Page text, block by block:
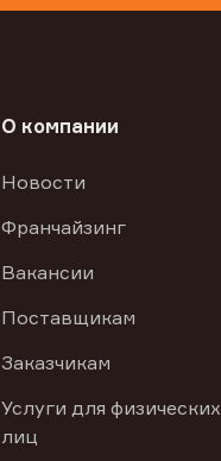
О компании
Новости
Франчайзинг
Вакансии
Поставщикам
Заказчикам
Услуги для физических
лиц